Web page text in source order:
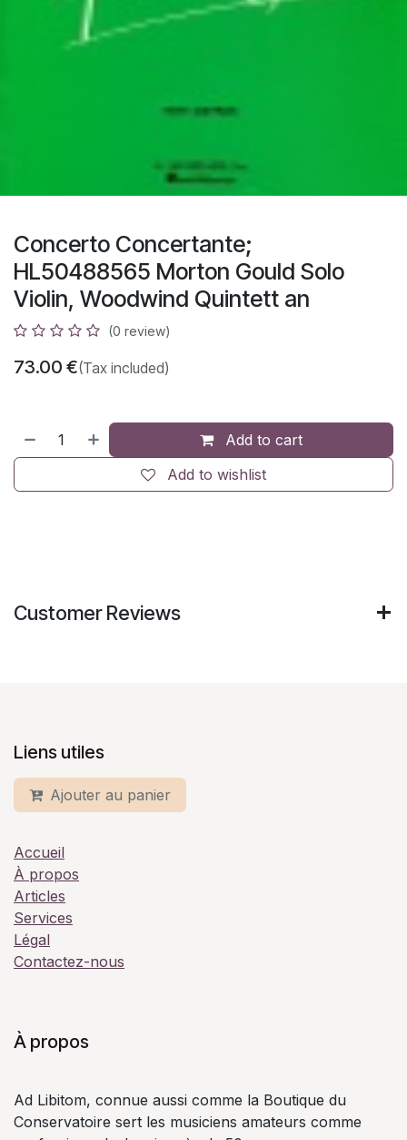
Concerto Concertante;
HL50488565 Morton Gould Solo
Violin, Woodwind Quintett an
(0 review)
73.00 €(Tax included)
Add to cart
Add to wishlist
Customer Reviews
Liens utiles
Ajouter au panier
Accueil
À propos
Articles
Services
Légal
Contactez-nous
À propos
Ad Libitom, connue aussi comme la Boutique du
Conservatoire sert les musiciens amateurs comme